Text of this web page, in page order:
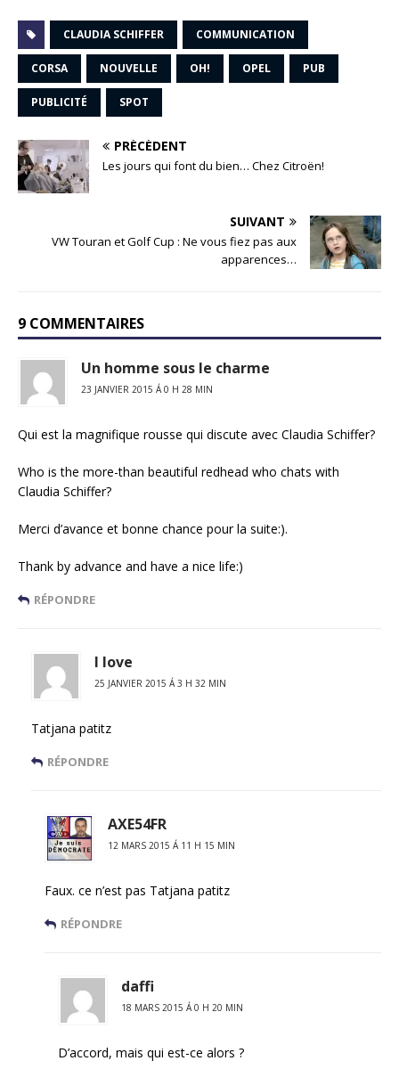
CLAUDIA SCHIFFER COMMUNICATION
CORSA NOUVELLE OH! OPEL PUB
PUBLICITÉ SPOT
PRÉCÉDENT
Les jours qui font du bien… Chez Citroën!
SUIVANT
VW Touran et Golf Cup : Ne vous fiez pas aux
apparences…
9 COMMENTAIRES
Un homme sous le charme
23 JANVIER 2015 Á 0 H 28 MIN
Qui est la magnifique rousse qui discute avec Claudia Schiffer?
Who is the more-than beautiful redhead who chats with
Claudia Schiffer?
Merci d’avance et bonne chance pour la suite:).
Thank by advance and have a nice life:)
RÉPONDRE
I love
25 JANVIER 2015 Á 3 H 32 MIN
Tatjana patitz
RÉPONDRE
AXE54FR
12 MARS 2015 Á 11 H 15 MIN
Faux. ce n’est pas Tatjana patitz
RÉPONDRE
daffi
18 MARS 2015 Á 0 H 20 MIN
D’accord, mais qui est-ce alors ?